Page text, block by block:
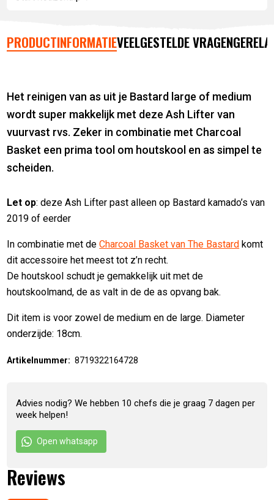
PRODUCTINFORMATIEVEELGESTELDE VRAGEN
Het reinigen van as uit je Bastard large of medium
wordt super makkelijk met deze Ash Lifter van
vuurvast rvs. Zeker in combinatie met Charcoal
Basket een prima tool om houtskool en as simpel te
scheiden.
Let op: deze Ash Lifter past alleen op Bastard kamado’s van
2019 of eerder
In combinatie met deCharcoal Basket van The Bastard komt
dit accessoire het meest tot z’n recht.
De houtskool schudt je gemakkelijk uit met de
houtskoolmand, de as valt in de de as opvang bak.
Dit item is voor zowel de medium en de large. Diameter
onderzijde: 18cm.
Artikelnummer: 8719322164728
Advies nodig? We hebben 10 chefs die je graag 7 dagen per
week helpen!
Open whatsapp
Reviews